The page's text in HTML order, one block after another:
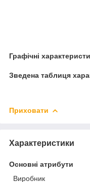
Графічні
Зведена таблиця
Приховати
Характеристики
Основні атрибути
Виробник